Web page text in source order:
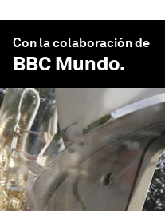
Con la colaboración de
BBC Mundo.